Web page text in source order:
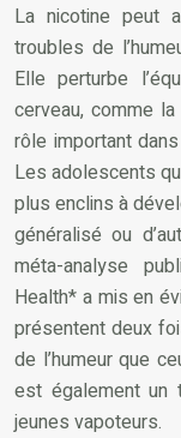
La nicotine peut
troubles de
Elle perturbe
cerveau, comme
rôle important
Les adolescents
plus enclins à
généralisé ou
méta-analyse
Health* a mis en
présentent deux
de l’humeur que
est également un
jeunes vapoteurs.